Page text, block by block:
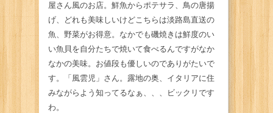
屋さん風のお店。鮮魚からポテサラ、鳥の唐揚
げ、どれも美味しいけどこちらは淡路島直送の
魚、野菜がお得意。なかでも磯焼きは鮮度のい
い魚貝を自分たちで焼いて食べるんですがなか
なかの美味。お値段も優しいのでありがたいで
す。「風雲児」さん。露地の奥、イタリアに住
みながらよう知ってるなぁ、、、ビックリです
わ。